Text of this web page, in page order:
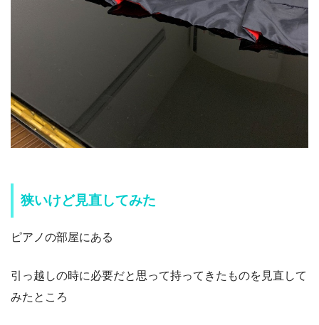
狭いけど見直してみた
ピアノの部屋にある
引っ越しの時に必要だと思って持ってきたものを見直して
みたところ